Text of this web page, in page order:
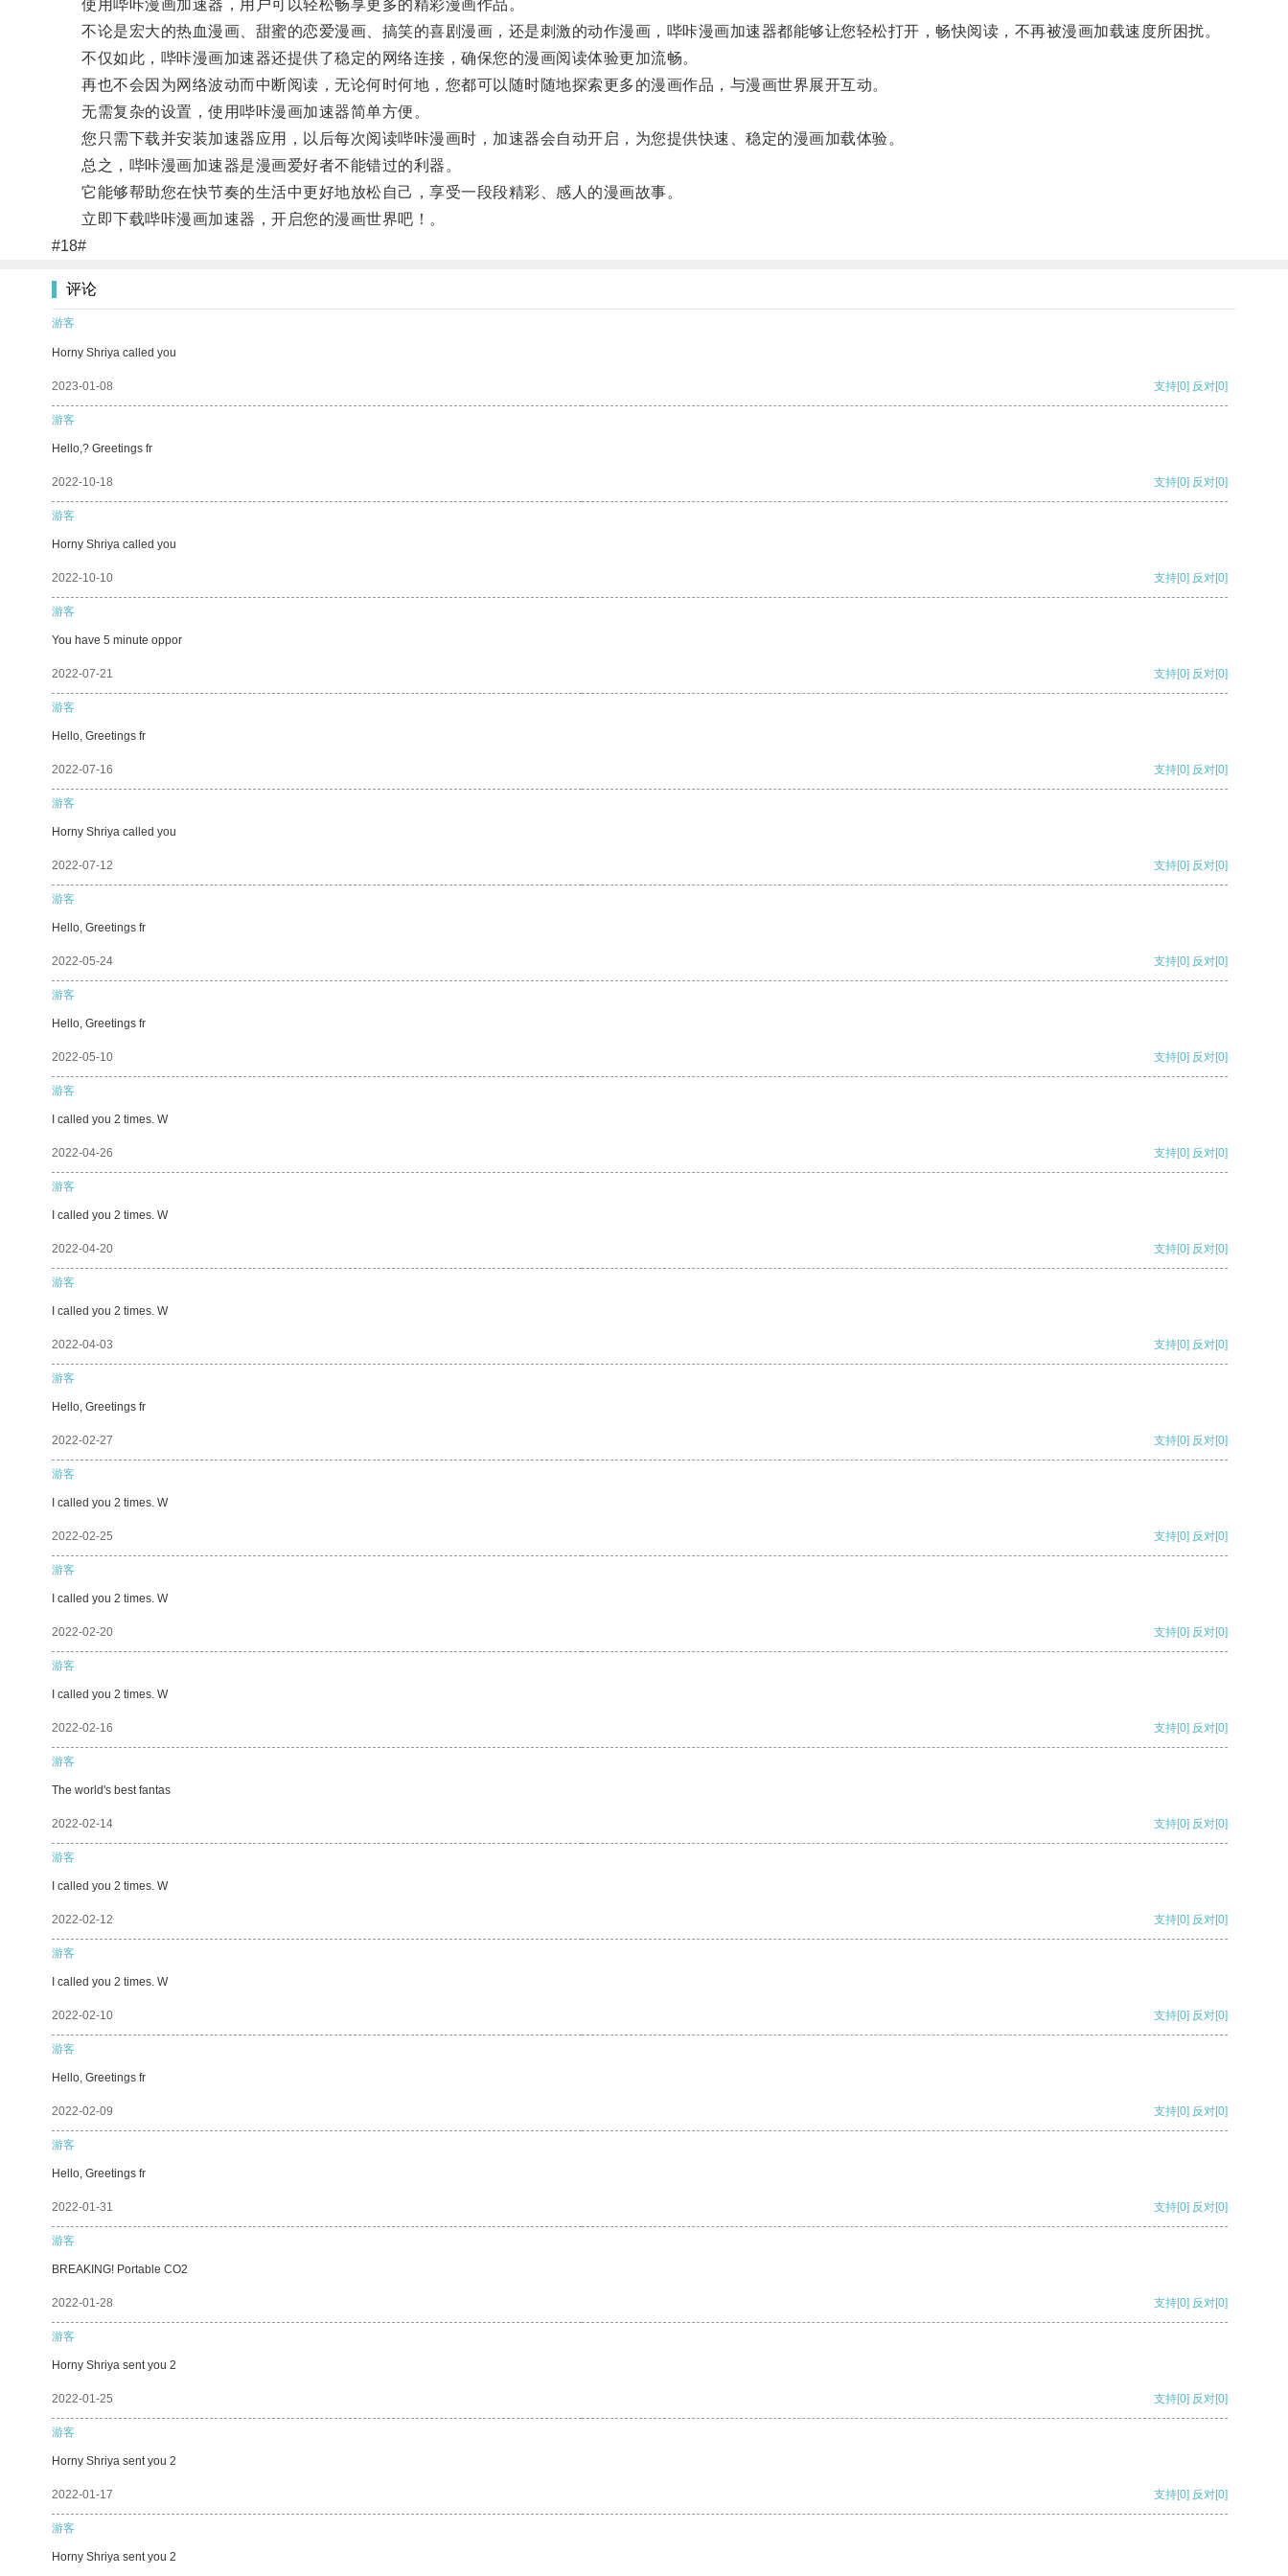
使用哔咔漫画加速器，用户可以轻松畅享更多的精彩漫画作品。
不论是宏大的热血漫画、甜蜜的恋爱漫画、搞笑的喜剧漫画，还是刺激的动作漫画，哔咔漫画加速器都能够让您轻松打开，畅快阅读，不再被漫画加载速度所困扰。
不仅如此，哔咔漫画加速器还提供了稳定的网络连接，确保您的漫画阅读体验更加流畅。
再也不会因为网络波动而中断阅读，无论何时何地，您都可以随时随地探索更多的漫画作品，与漫画世界展开互动。
无需复杂的设置，使用哔咔漫画加速器简单方便。
您只需下载并安装加速器应用，以后每次阅读哔咔漫画时，加速器会自动开启，为您提供快速、稳定的漫画加载体验。
总之，哔咔漫画加速器是漫画爱好者不能错过的利器。
它能够帮助您在快节奏的生活中更好地放松自己，享受一段段精彩、感人的漫画故事。
立即下载哔咔漫画加速器，开启您的漫画世界吧！。
#18#
评论
游客
Horny Shriya called you
2023-01-08 支持[0] 反对[0]
游客
Hello,? Greetings fr
2022-10-18 支持[0] 反对[0]
游客
Horny Shriya called you
2022-10-10 支持[0] 反对[0]
游客
You have 5 minute oppor
2022-07-21 支持[0] 反对[0]
游客
Hello, Greetings fr
2022-07-16 支持[0] 反对[0]
游客
Horny Shriya called you
2022-07-12 支持[0] 反对[0]
游客
Hello, Greetings fr
2022-05-24 支持[0] 反对[0]
游客
Hello, Greetings fr
2022-05-10 支持[0] 反对[0]
游客
I called you 2 times. W
2022-04-26 支持[0] 反对[0]
游客
I called you 2 times. W
2022-04-20 支持[0] 反对[0]
游客
I called you 2 times. W
2022-04-03 支持[0] 反对[0]
游客
Hello, Greetings fr
2022-02-27 支持[0] 反对[0]
游客
I called you 2 times. W
2022-02-25 支持[0] 反对[0]
游客
I called you 2 times. W
2022-02-20 支持[0] 反对[0]
游客
I called you 2 times. W
2022-02-16 支持[0] 反对[0]
游客
The world's best fantas
2022-02-14 支持[0] 反对[0]
游客
I called you 2 times. W
2022-02-12 支持[0] 反对[0]
游客
I called you 2 times. W
2022-02-10 支持[0] 反对[0]
游客
Hello, Greetings fr
2022-02-09 支持[0] 反对[0]
游客
Hello, Greetings fr
2022-01-31 支持[0] 反对[0]
游客
BREAKING! Portable CO2
2022-01-28 支持[0] 反对[0]
游客
Horny Shriya sent you 2
2022-01-25 支持[0] 反对[0]
游客
Horny Shriya sent you 2
2022-01-17 支持[0] 反对[0]
游客
Horny Shriya sent you 2